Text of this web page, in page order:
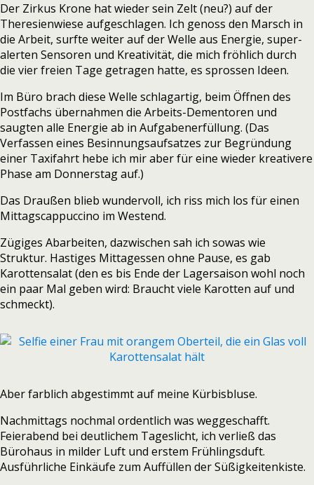
Der Zirkus Krone hat wieder sein Zelt (neu?) auf der
Theresienwiese aufgeschlagen. Ich genoss den Marsch in
die Arbeit, surfte weiter auf der Welle aus Energie, super-
alerten Sensoren und Kreativität, die mich fröhlich durch
die vier freien Tage getragen hatte, es sprossen Ideen.
Im Büro brach diese Welle schlagartig, beim Öffnen des
Postfachs übernahmen die Arbeits-Dementoren und
saugten alle Energie ab in Aufgabenerfüllung. (Das
Verfassen eines Besinnungsaufsatzes zur Begründung
einer Taxifahrt hebe ich mir aber für eine wieder kreativere
Phase am Donnerstag auf.)
Das Draußen blieb wundervoll, ich riss mich los für einen
Mittagscappuccino im Westend.
Zügiges Abarbeiten, dazwischen sah ich sowas wie
Struktur. Hastiges Mittagessen ohne Pause, es gab
Karottensalat (den es bis Ende der Lagersaison wohl noch
ein paar Mal geben wird: Braucht viele Karotten auf und
schmeckt).
Aber farblich abgestimmt auf meine Kürbisbluse.
Nachmittags nochmal ordentlich was weggeschafft.
Feierabend bei deutlichem Tageslicht, ich verließ das
Bürohaus in milder Luft und erstem Frühlingsduft.
Ausführliche Einkäufe zum Auffüllen der Süßigkeitenkiste.